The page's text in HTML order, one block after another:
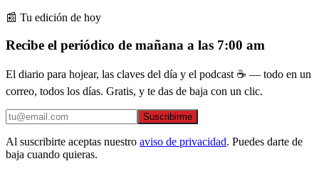
📰 Tu edición de hoy
Recibe el periódico de mañana a las 7:00 am
El diario para hojear, las claves del día y el podcast ☕ — todo en un
correo, todos los días. Gratis, y te das de baja con un clic.
Suscribirme
Al suscribirte aceptas nuestro aviso de privacidad. Puedes darte de
baja cuando quieras.